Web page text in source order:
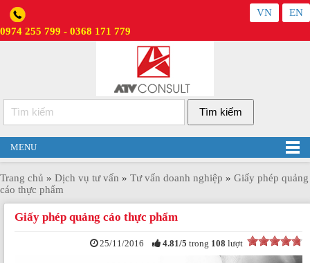
0974 255 799 - 0368 171 779
VN EN
MENU
Trang chủ » Dịch vụ tư vấn » Tư vấn doanh nghiệp » Giấy phép quảng
cáo thực phẩm
Giấy phép quảng cáo thực phẩm
25/11/2016 4.81/5 trong 108 lượt